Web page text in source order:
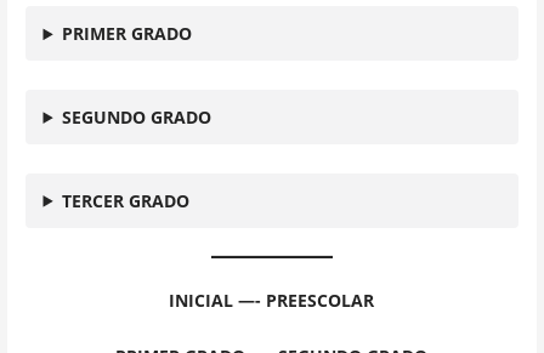
PRIMER GRADO
SEGUNDO GRADO
TERCER GRADO
INICIAL —- PREESCOLAR